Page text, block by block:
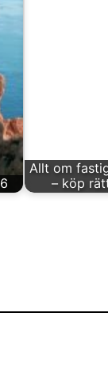
Allt om
– köp